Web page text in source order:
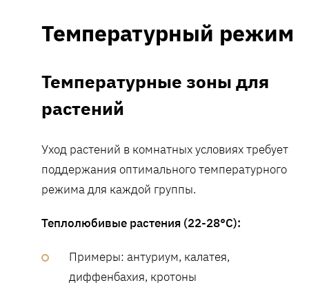
Температурный режим
Температурные зоны для
растений
Уход растений в комнатных условиях требует
поддержания оптимального температурного
режима для каждой группы.
Теплолюбивые растения (22-28°C):
Примеры: антуриум, калатея,
диффенбахия, кротоны